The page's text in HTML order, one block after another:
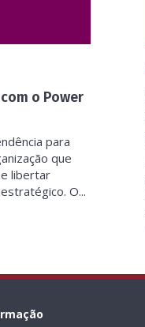
o Power
para
que
libertar
O...